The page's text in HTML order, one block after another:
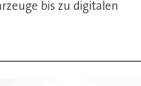
bis zu digitalen